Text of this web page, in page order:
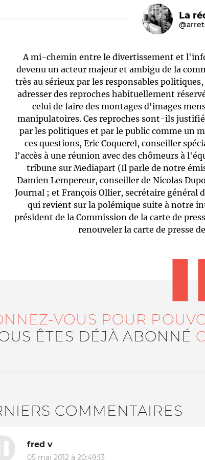
Le médiateur
La
A mi-chemin entre le divertissement et
devenu un acteur majeur et ambigu de la
très au sérieux par les responsables
adresser des reproches habituellement
celui de faire des montages d'images
manipulatoires. Ces reproches sont-ils
par les politiques et par le public comme un
ces questions, Eric Coquerel, conseiller
l'accès à une réunion avec des chômeurs à
tribune sur Mediapart (Il parle de notre
Damien Lempereur, conseiller de Nicolas
Journal ; et François Ollier, secrétaire général
qui revient sur la polémique suite à notre
président de la Commission de la carte de
renouveler la carte de presse
VOUS POUR
ÊTES DÉJÀ ABONNÉ
COMMENTAIRES
fred v
05 mai 2012 à 20:49:13